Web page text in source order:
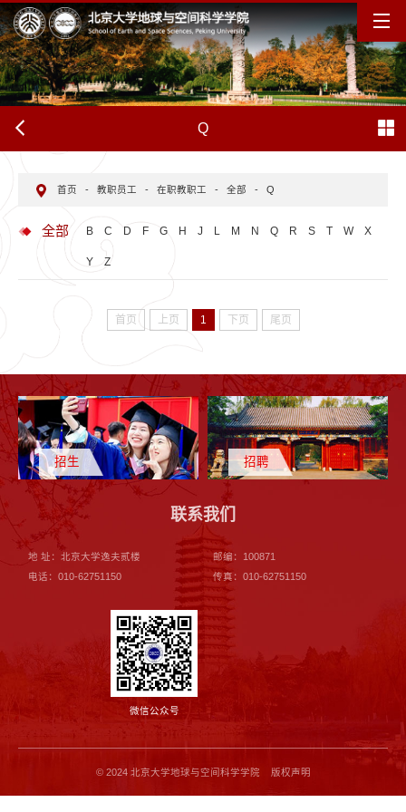
Q
首页 - 教职员工 - 在职教职工 - 全部 - Q
全部 B C D F G H J L M N Q R S T W X
Y Z
首页 上页 1 下页 尾页
招生 招聘
联系我们
地 址：北京大学逸夫贰楼
邮编：100871
电话：010-62751150
传真：010-62751150
微信公众号
© 2024 北京大学地球与空间科学学院 版权声明